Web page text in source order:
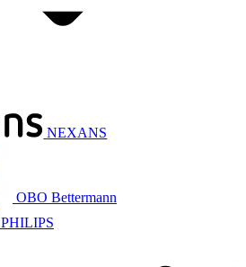
NEXANS
OBO Bettermann
PHILIPS